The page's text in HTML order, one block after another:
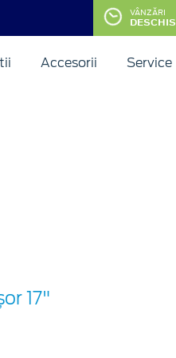
VÂNZĂRI
DESCHIS
Accesorii Service
17"